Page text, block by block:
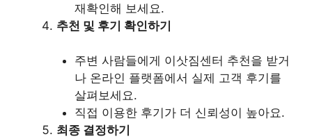
재확인해 보세요.
추천 및 후기 확인하기
주변 사람들에게 이삿짐센터 추천을 받거
나 온라인 플랫폼에서 실제 고객 후기를
살펴보세요.
직접 이용한 후기가 더 신뢰성이 높아요.
최종 결정하기